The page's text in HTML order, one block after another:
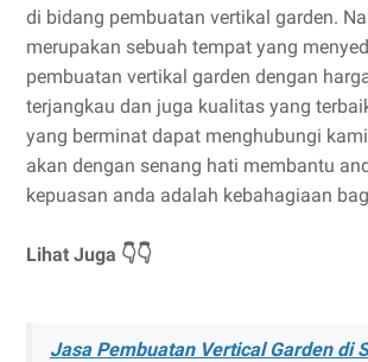
di bidang pembuatan vertikal garden.
merupakan sebuah tempat yang
pembuatan vertikal garden dengan
terjangkau dan juga kualitas yang
yang berminat dapat menghubungi
akan dengan senang hati membantu
kepuasan anda adalah kebahagiaan
Lihat Juga 👇👇
Jasa Pembuatan Vertical Garden di